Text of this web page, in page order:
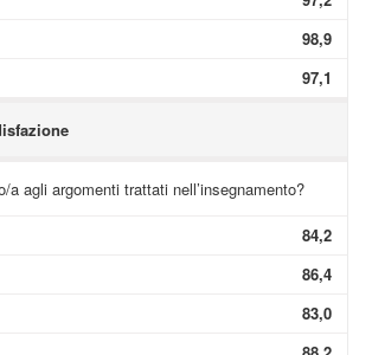
98,9
97,1
a agli argomenti trattati nell’insegnamento?
84,2
86,4
83,0